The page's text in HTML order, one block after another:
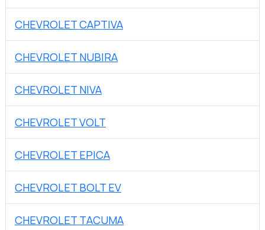
CHEVROLET CAPTIVA
CHEVROLET NUBIRA
CHEVROLET NIVA
CHEVROLET VOLT
CHEVROLET EPICA
CHEVROLET BOLT EV
CHEVROLET TACUMA